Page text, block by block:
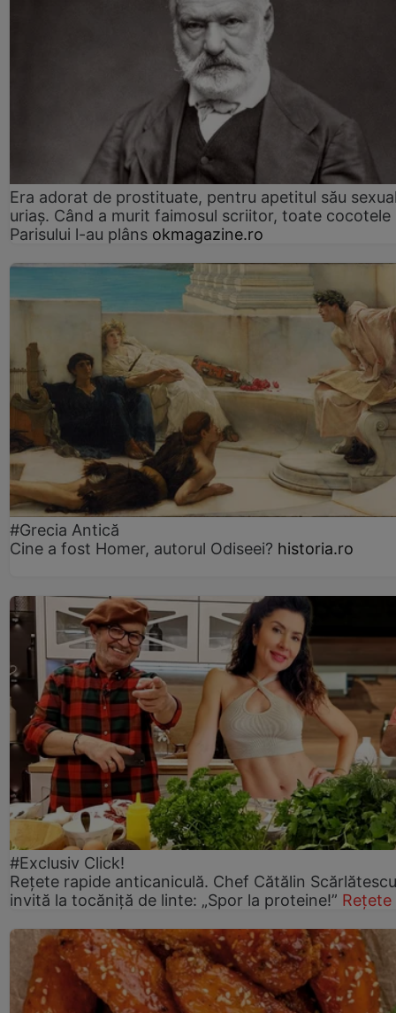
Era adorat de prostituate, pentru apetitul său
uriaș. Când a murit faimosul scriitor, toate cocotele
Parisului l-au plâns okmagazine.ro
#Grecia Antică
Cine a fost Homer, autorul Odiseei? historia.ro
#Exclusiv Click!
Rețete rapide anticaniculă. Chef Cătălin
invită la tocăniță de linte: „Spor la proteine!” Rețete